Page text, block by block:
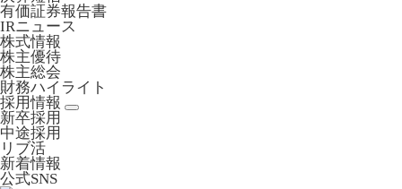
有価証券報告書
IRニュース
株式情報
株主優待
株主総会
財務ハイライト
採用情報
新卒採用
中途採用
リブ活
新着情報
公式SNS